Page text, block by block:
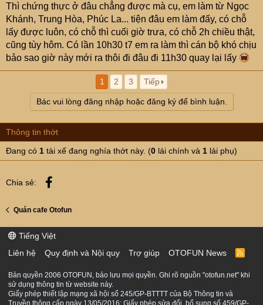
phường khác làm nếu ko chờ đc. Phường này có lần còn
bị dân phản ánh lên tv, báo chí sao ấy.
Sau em sang phường Quán Thánh (ko nhớ tên phường,
trên đường Phùng Hưng) thì rất nhẹ nhàng, ngồi chờ lấy
ngay sau 3-5p bất kể buổi sáng hay chiều.
Thế mới thấy, lđ phường có trách nhiệm thì cung cách lv
Thì chứng thực ở đâu chẳng được mà cụ, em làm từ Ngọc
Khánh, Trung Hòa, Phúc La... tiện đâu em làm đấy, có chỗ
lấy được luôn, có chỗ thì cuối giờ trưa, có chỗ 2h chiều thật,
cũng tùy hôm. Có lần 10h30 t7 em ra làm thì cán bộ khó chịu
bảo sao giờ này mới ra thôi đi đâu đi 11h30 quay lại lấy
1 2 3 Tiếp
Bác vui lòng đăng nhập hoặc đăng ký để bình luận.
Thông tin thớt
Đang có 1 tài xế đang nghía thớt này. (0 lái chính và 1 lái phụ)
Chia sẻ:
Quán cafe Otofun
Tiếng Việt
Liên hệ
Quy định và Nội quy Trợ giúp OTOFUN News
R
S
Bản quyền 2006 OTOFUN, bảo lưu mọi quyền. Ghi rõ nguồn "otofun.net" khi
sử dụng thông tin từ website này.
Giấy phép thiết lập mạng xã hội số 245/GP-BTTTT của Bộ Thông tin và
Truyền thông cấp ngày 13/05/2016; Giấy phép sửa đổi, bổ sung số 459/GP-